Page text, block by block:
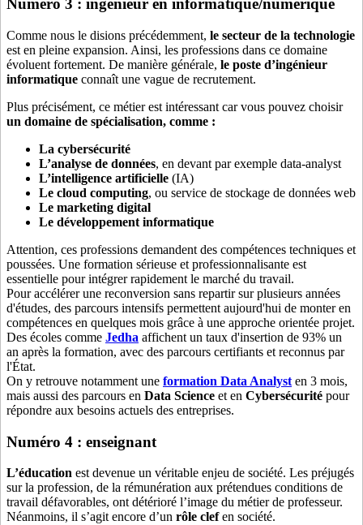
Numéro 3 : ingénieur en informatique/numérique
Comme nous le disions précédemment, le secteur de la technologie
est en pleine expansion. Ainsi, les professions dans ce domaine
évoluent fortement. De manière générale, le poste d’ingénieur
informatique connaît une vague de recrutement.
Plus précisément, ce métier est intéressant car vous pouvez choisir
un domaine de spécialisation, comme :
La cybersécurité
L’analyse de données, en devant par exemple data-analyst
L’intelligence artificielle (IA)
Le cloud computing, ou service de stockage de données web
Le marketing digital
Le développement informatique
Attention, ces professions demandent des compétences techniques et
poussées. Une formation sérieuse et professionnalisante est
essentielle pour intégrer rapidement le marché du travail.
Pour accélérer une reconversion sans repartir sur plusieurs années
d'études, des parcours intensifs permettent aujourd'hui de monter en
compétences en quelques mois grâce à une approche orientée projet.
Des écoles comme Jedha affichent un taux d'insertion de 93% un
an après la formation, avec des parcours certifiants et reconnus par
l'État.
On y retrouve notamment une formation Data Analyst en 3 mois,
mais aussi des parcours en Data Science et en Cybersécurité pour
répondre aux besoins actuels des entreprises.
Numéro 4 : enseignant
L’éducation est devenue un véritable enjeu de société. Les préjugés
sur la profession, de la rémunération aux prétendues conditions de
travail défavorables, ont détérioré l’image du métier de professeur.
Néanmoins, il s’agit encore d’un rôle clefen société.